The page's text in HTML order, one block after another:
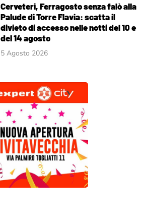
Cerveteri, Ferragosto senza falò alla
Palude di Torre Flavia: scatta il
divieto di accesso nelle notti del 10 e
del 14 agosto
5 Agosto 2026